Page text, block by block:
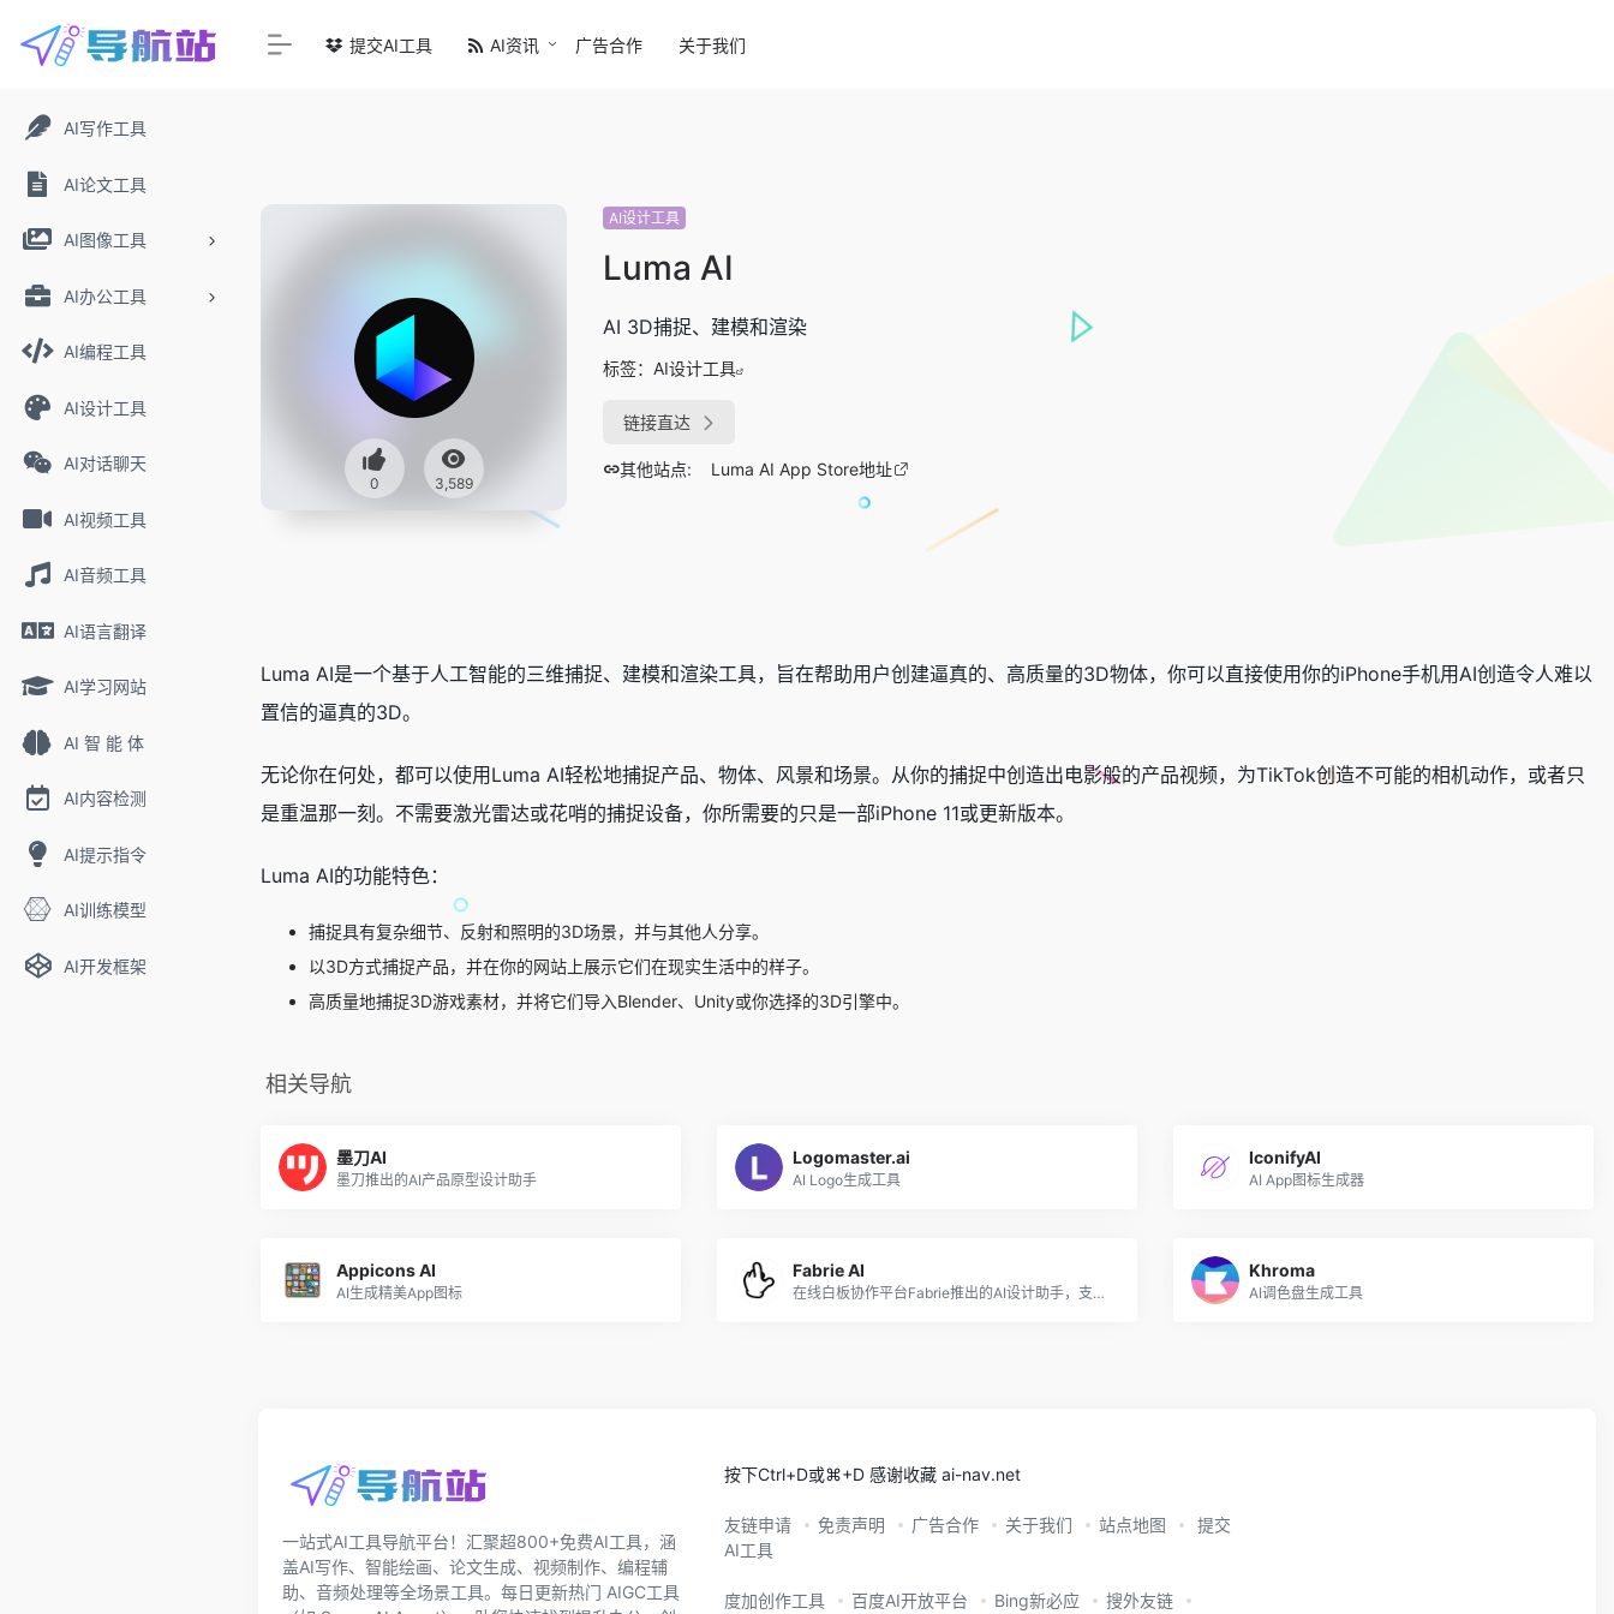
AI写作工具
AI论文工具
AI图像工具
AI办公工具
AI编程工具
AI设计工具
AI对话聊天
AI视频工具
AI音频工具
AI语言翻译
AI学习网站
AI 智 能 体
AI内容检测
AI提示指令
AI训练模型
AI开发框架
提交AI工具 AI资讯 广告合作 关于我们
0 3,589
AI设计工具
Luma AI
AI 3D捕捉、建模和渲染
标签： AI设计工具
链接直达
其他站点: Luma AI App Store地址
Luma AI是一个基于人工智能的三维捕捉、建模和渲染工具，旨在帮助用户创建逼真的、高质量的3D物体，你可以直接使用你的iPhone手机用AI创造令人难以
置信的逼真的3D。
无论你在何处，都可以使用Luma AI轻松地捕捉产品、物体、风景和场景。从你的捕捉中创造出电影般的产品视频，为TikTok创造不可能的相机动作，或者只
是重温那一刻。不需要激光雷达或花哨的捕捉设备，你所需要的只是一部iPhone 11或更新版本。
Luma AI的功能特色：
捕捉具有复杂细节、反射和照明的3D场景，并与其他人分享。
以3D方式捕捉产品，并在你的网站上展示它们在现实生活中的样子。
高质量地捕捉3D游戏素材，并将它们导入Blender、Unity或你选择的3D引擎中。
相关导航
墨刀AI
墨刀推出的AI产品原型设计助手
Logomaster.ai
AI Logo生成工具
IconifyAI
AI App图标生成器
Appicons AI
AI生成精美App图标
Fabrie AI
在线白板协作平台Fabrie推出的AI设计助手，支持多种渲染模式
Khroma
AI调色盘生成工具
一站式AI工具导航平台！汇聚超800+免费AI工具，涵
盖AI写作、智能绘画、论文生成、视频制作、编程辅
助、音频处理等全场景工具。每日更新热门 AIGC工具
按下Ctrl+D或⌘+D 感谢收藏 ai-nav.net
友链申请 免责声明 广告合作 关于我们 站点地图
提交
AI工具
度加创作工具 百度AI开放平台 Bing新必应 搜外友链